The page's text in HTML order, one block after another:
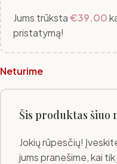
Jums trūksta€39.00
pristatymą!
Neturime
Šis produktas šiuo
Jokių rūpesčių!
jums pranešime, kai